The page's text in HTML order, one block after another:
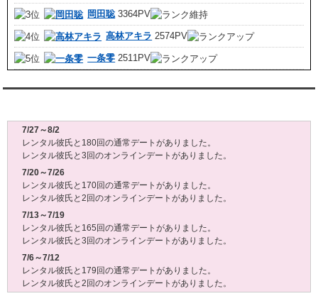
岡田聡3364PV
高林アキラ 2574PV
一条零 2511PV
7/27～8/2
レンタル彼氏と180回の通常デートがありました。
レンタル彼氏と3回のオンラインデートがありました。
7/20～7/26
レンタル彼氏と170回の通常デートがありました。
レンタル彼氏と2回のオンラインデートがありました。
7/13～7/19
レンタル彼氏と165回の通常デートがありました。
レンタル彼氏と3回のオンラインデートがありました。
7/6～7/12
レンタル彼氏と179回の通常デートがありました。
レンタル彼氏と2回のオンラインデートがありました。